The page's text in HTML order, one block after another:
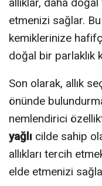
etmenizi sağlar. Bu
kemiklerinize
doğal bir parlaklık
Son olarak, allık
önünde
nemlendirici
yağlı cilde sahip
allıkları tercih
elde etmenizi